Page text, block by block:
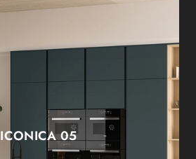
ICONICA 05